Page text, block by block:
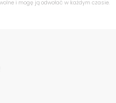
i mogę ją odwołać w każdym czasie.